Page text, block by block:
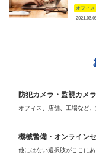
オフィス
防犯カメラ・監視カメラ
オフィス、店舗、工場など
機械警備・オンライン
他にはない選択肢がここに